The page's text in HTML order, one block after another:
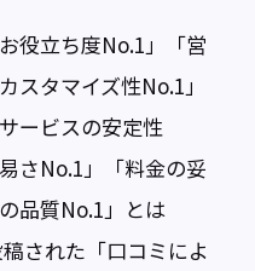
役立ち度No.1」「営
スタマイズ性No.1」
ービスの安定性
さNo.1」「料金の妥
品質No.1」とは
稿された「口コミによ